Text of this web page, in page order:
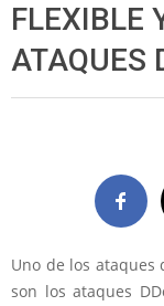
FLEXIBLE
ATAQUES
Uno de los
son los ataques